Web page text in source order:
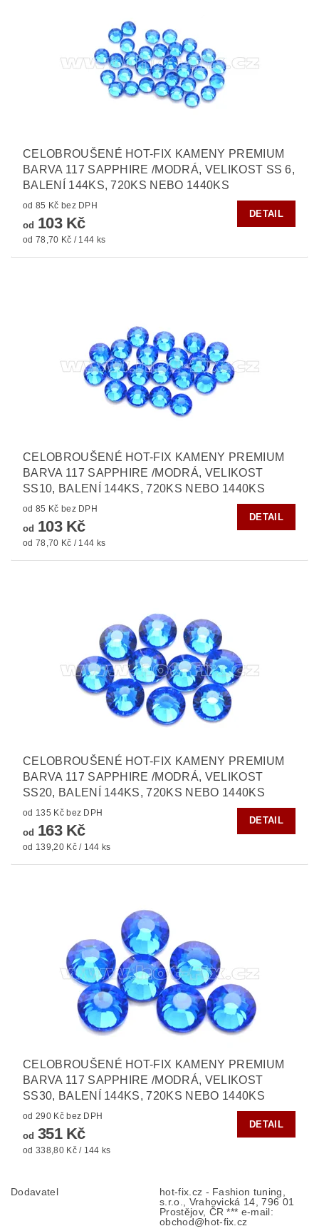
CELOBROUŠENÉ HOT-FIX KAMENY PREMIUM
BARVA 117 SAPPHIRE /MODRÁ, VELIKOST SS 6,
BALENÍ 144KS, 720KS NEBO 1440KS
od 85 Kč bez DPH
od 103 Kč
od 78,70 Kč / 144 ks
DETAIL
CELOBROUŠENÉ HOT-FIX KAMENY PREMIUM
BARVA 117 SAPPHIRE /MODRÁ, VELIKOST
SS10, BALENÍ 144KS, 720KS NEBO 1440KS
od 85 Kč bez DPH
od 103 Kč
od 78,70 Kč / 144 ks
DETAIL
CELOBROUŠENÉ HOT-FIX KAMENY PREMIUM
BARVA 117 SAPPHIRE /MODRÁ, VELIKOST
SS20, BALENÍ 144KS, 720KS NEBO 1440KS
od 135 Kč bez DPH
od 163 Kč
od 139,20 Kč / 144 ks
DETAIL
CELOBROUŠENÉ HOT-FIX KAMENY PREMIUM
BARVA 117 SAPPHIRE /MODRÁ, VELIKOST
SS30, BALENÍ 144KS, 720KS NEBO 1440KS
od 290 Kč bez DPH
od 351 Kč
od 338,80 Kč / 144 ks
DETAIL
Dodavatel
hot-fix.cz - Fashion tuning,
s.r.o., Vrahovická 14, 796 01
Prostějov, ČR *** e-mail:
obchod@hot-fix.cz